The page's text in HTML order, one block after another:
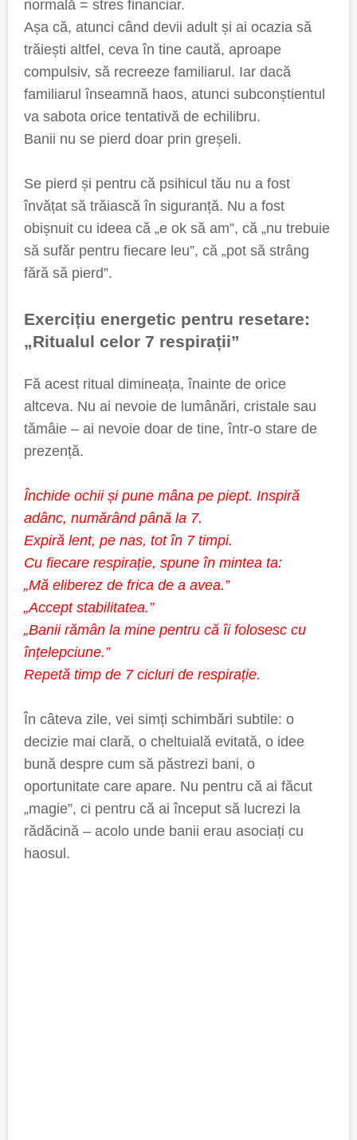
normală = stres financiar.
Așa că, atunci când devii adult și ai ocazia să
trăiești altfel, ceva în tine caută, aproape
compulsiv, să recreeze familiarul. Iar dacă
familiarul înseamnă haos, atunci subconștientul
va sabota orice tentativă de echilibru.
Banii nu se pierd doar prin greșeli.
Se pierd și pentru că psihicul tău nu a fost
învățat să trăiască în siguranță. Nu a fost
obișnuit cu ideea că „e ok să am”, că „nu trebuie
să sufăr pentru fiecare leu”, că „pot să strâng
fără să pierd”.
Exercițiu energetic pentru resetare:
„Ritualul celor 7 respirații”
Fă acest ritual dimineața, înainte de orice
altceva. Nu ai nevoie de lumânări, cristale sau
tămâie – ai nevoie doar de tine, într-o stare de
prezență.
Închide ochii și pune mâna pe piept. Inspiră
adânc, numărând până la 7.
Expiră lent, pe nas, tot în 7 timpi.
Cu fiecare respirație, spune în mintea ta:
„Mă eliberez de frica de a avea.”
„Accept stabilitatea.”
„Banii rămân la mine pentru că îi folosesc cu
înțelepciune.”
Repetă timp de 7 cicluri de respirație.
În câteva zile, vei simți schimbări subtile: o
decizie mai clară, o cheltuială evitată, o idee
bună despre cum să păstrezi bani, o
oportunitate care apare. Nu pentru că ai făcut
„magie”, ci pentru că ai început să lucrezi la
rădăcină – acolo unde banii erau asociați cu
haosul.